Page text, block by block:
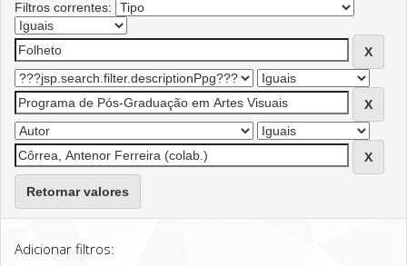
Filtros correntes:
Retornar valores
Adicionar filtros: